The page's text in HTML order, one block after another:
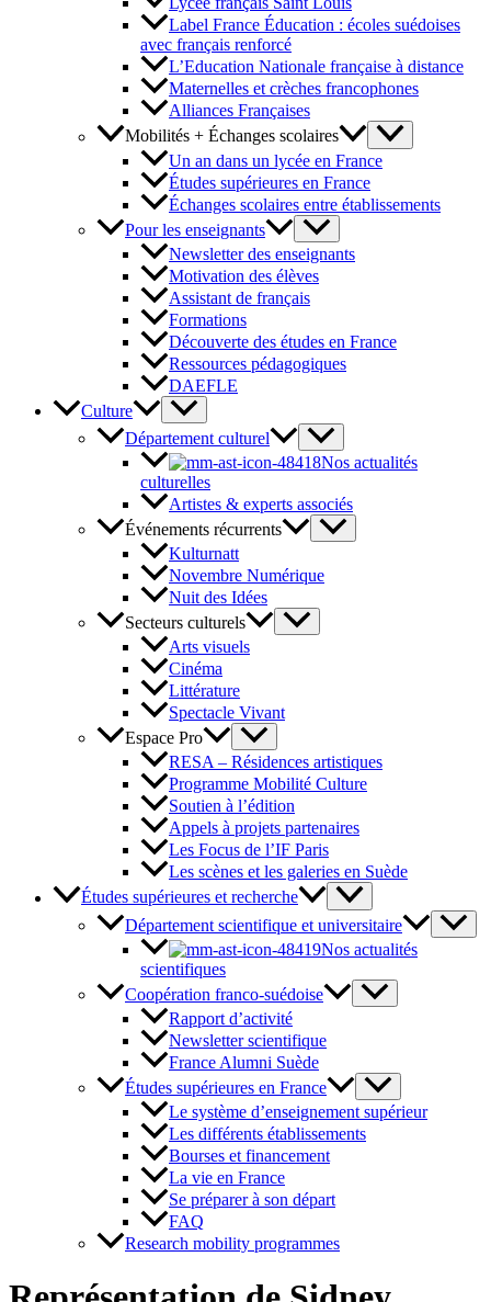
Label France Éducation : écoles suédoises
avec français renforcé
L’Education Nationale française à distance
Maternelles et crèches francophones
Alliances Françaises
Mobilités + Échanges scolaires
Un an dans un lycée en France
Études supérieures en France
Échanges scolaires entre établissements
Pour les enseignants
Newsletter des enseignants
Motivation des élèves
Assistant de français
Formations
Découverte des études en France
Ressources pédagogiques
DAEFLE
Culture
Département culturel
Nos actualités
culturelles
Artistes & experts associés
Événements récurrents
Kulturnatt
Novembre Numérique
Nuit des Idées
Secteurs culturels
Arts visuels
Cinéma
Littérature
Spectacle Vivant
Espace Pro
RESA – Résidences artistiques
Programme Mobilité Culture
Soutien à l’édition
Appels à projets partenaires
Les Focus de l’IF Paris
Les scènes et les galeries en Suède
Études supérieures et recherche
Département scientifique et universitaire
Nos actualités
scientifiques
Coopération franco-suédoise
Rapport d’activité
Newsletter scientifique
France Alumni Suède
Études supérieures en France
Le système d’enseignement supérieur
Les différents établissements
Bourses et financement
La vie en France
Se préparer à son départ
FAQ
Research mobility programmes